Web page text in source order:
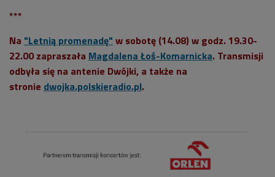
***
Na "Letnią promenadę" w sobotę (14.08) w godz. 19.30-
22.00 zapraszała Magdalena Łoś-Komarnicka. Transmisji
odbyła się na antenie Dwójki, a także na
stronie dwojka.polskieradio.pl.